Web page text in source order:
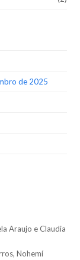
de 2025
Araujo e Claudia
Nohemí